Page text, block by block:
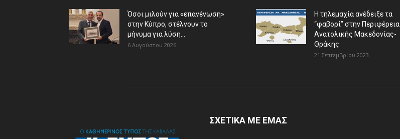
Όσοι μιλούν για «επανένωση»
στην Κύπρο, στέλνουν το
μήνυμα για λύση...
6 Αυγούστου 2026
Η τηλεμαχία ανέδειξε τα
“φαβορί” στην Περιφέρεια
Ανατολικής Μακεδονίας-
Θράκης
21 Σεπτεμβρίου 2023
ΣΧΕΤΙΚΑ ΜΕ ΕΜΑΣ